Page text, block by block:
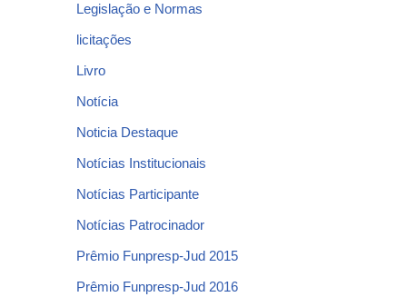
Legislação e Normas
licitações
Livro
Notícia
Noticia Destaque
Notícias Institucionais
Notícias Participante
Notícias Patrocinador
Prêmio Funpresp-Jud 2015
Prêmio Funpresp-Jud 2016